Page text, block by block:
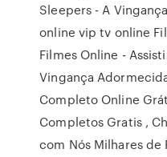
Sleepers - A
online vip tv online
Filmes Online -
Vingança
Completo Online
Completos Gratis ,
com Nós Milhares de